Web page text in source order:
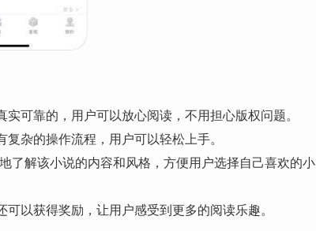
可靠的，用户可以放心阅读，不用担心版权问题。
杂的操作流程，用户可以轻松上手。
了解该小说的内容和风格，方便用户选择自己喜欢的小
以获得奖励，让用户感受到更多的阅读乐趣。